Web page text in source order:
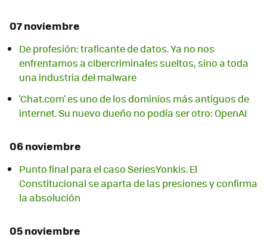
07 noviembre
De profesión: traficante de datos. Ya no nos
enfrentamos a cibercriminales sueltos, sino a toda
una industria del malware
'Chat.com' es uno de los dominios más antiguos de
internet. Su nuevo dueño no podía ser otro: OpenAI
06 noviembre
Punto final para el caso SeriesYonkis. El
Constitucional se aparta de las presiones y confirma
la absolución
05 noviembre